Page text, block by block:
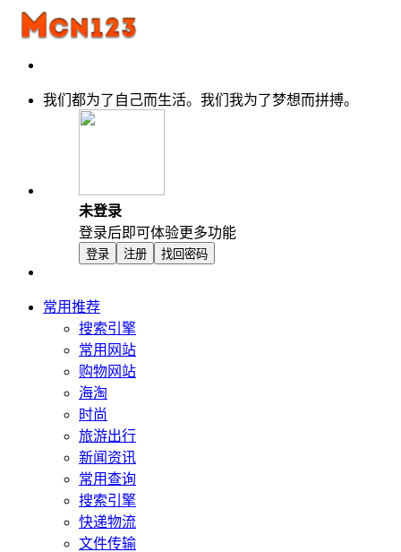
我们都为了自己而生活。我们我为了梦想而拼搏。
未登录
登录后即可体验更多功能
登录 注册 找回密码
常用推荐
搜索引擎
常用网站
购物网站
海淘
时尚
旅游出行
新闻资讯
常用查询
搜索引擎
快递物流
文件传输